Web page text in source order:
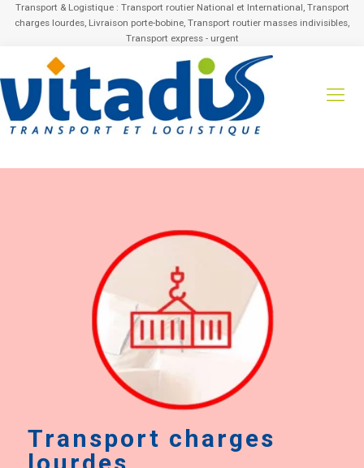
Transport & Logistique : Transport routier National et International, Transport
charges lourdes, Livraison porte-bobine, Transport routier masses indivisibles,
Transport express - urgent
Transport charges